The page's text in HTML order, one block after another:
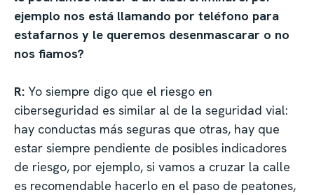
ejemplo nos está llamando por teléfono para
estafarnos y le queremos desenmascarar o no
nos fiamos?
R: Yo siempre digo que el riesgo en
ciberseguridad es similar al de la seguridad vial:
hay conductas más seguras que otras, hay que
estar siempre pendiente de posibles indicadores
de riesgo, por ejemplo, si vamos a cruzar la calle
es recomendable hacerlo en el paso de peatones,